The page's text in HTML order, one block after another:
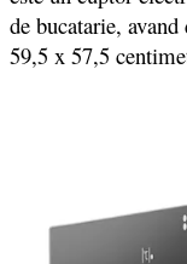
de bucatarie,
59,5 x 57,5